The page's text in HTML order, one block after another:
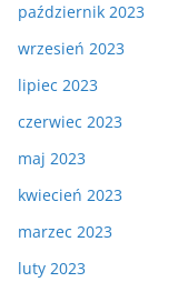
październik 2023
wrzesień 2023
lipiec 2023
czerwiec 2023
maj 2023
kwiecień 2023
marzec 2023
luty 2023